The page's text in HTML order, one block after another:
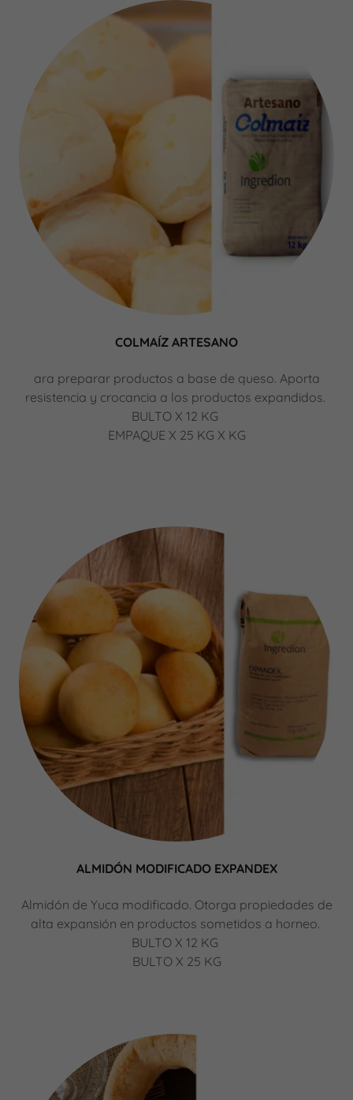
COLMAÍZ ARTESANO
ara preparar productos a base de queso. Aporta
resistencia y crocancia a los productos expandidos.
BULTO X 12 KG
EMPAQUE X 25 KG X KG
ALMIDÓN MODIFICADO EXPANDEX
Almidón de Yuca modificado. Otorga propiedades de
alta expansión en productos sometidos a horneo.
BULTO X 12 KG
BULTO X 25 KG